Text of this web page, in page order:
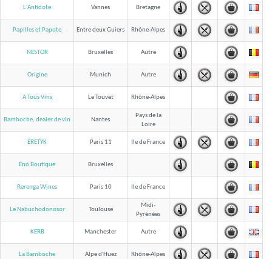
L'Antidote Vannes Bretagne
Papilles et Papote Entre deux Guiers Rhône-Alpes
NESTOR Bruxelles Autre
Origine Munich Autre
A Tous Vins Le Touvet Rhône-Alpes
Bamboche, dealer de vin Nantes
Pays de la
Loire
ERETYK Paris 11 Ile de France
Enò Boutique Bruxelles
Rerenga Wines Paris 10 Ile de France
Le Nabuchodonosor Toulouse
Midi-
Pyrénées
KERB Manchester Autre
La Bamboche Alpe d'Huez Rhône-Alpes